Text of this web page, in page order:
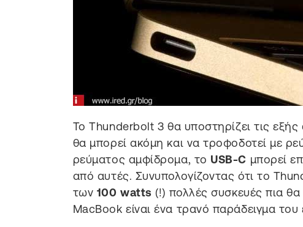
Το Thunderbolt 3 θα υποστηρίζει τις εξής
θα μπορεί ακόμη και να τροφοδοτεί με
ρεύματος αμφίδρομα, το USB-C μπορεί
από αυτές. Συνυπολογίζοντας ότι το
των 100 watts (!) πολλές συσκευές πια
MacBook είναι ένα τρανό παράδειγμα του